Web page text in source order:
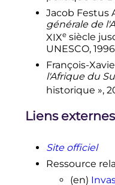
Jacob Festus
générale de
XIXesiècle
UNESCO, 1996
François-
l'Afrique du
historique »,
Liens externes
Site officiel
Ressource
(en)